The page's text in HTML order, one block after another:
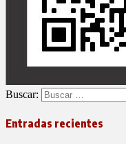
Buscar:
Entradas recientes